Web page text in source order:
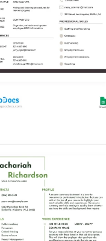
Docs
de style gris
ce Modèle de CV
Gris pour prouver que
respectez les
de tout
potentiel ! Ce